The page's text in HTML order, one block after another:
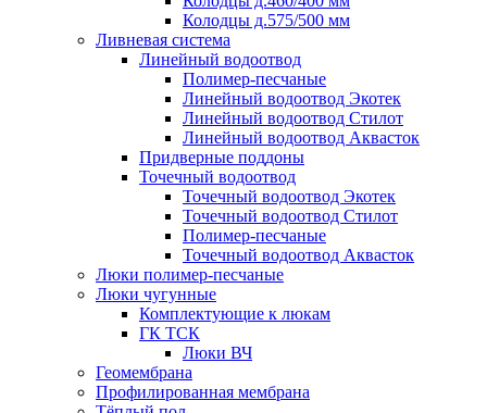
Колодцы д.575/500 мм
Ливневая система
Линейный водоотвод
Полимер-песчаные
Линейный водоотвод Экотек
Линейный водоотвод Стилот
Линейный водоотвод Аквасток
Придверные поддоны
Точечный водоотвод
Точечный водоотвод Экотек
Точечный водоотвод Стилот
Полимер-песчаные
Точечный водоотвод Аквасток
Люки полимер-песчаные
Люки чугунные
Комплектующие к люкам
ГК ТСК
Люки ВЧ
Геомембрана
Профилированная мембрана